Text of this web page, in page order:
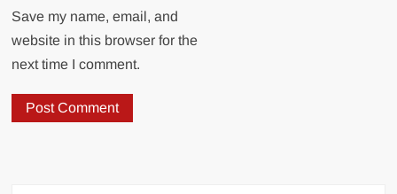
Save my name, email, and
website in this browser for the
next time I comment.